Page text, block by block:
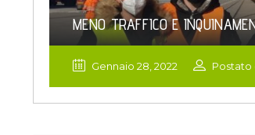
MENO TRAFFICO E
Gennaio 28, 2022 Postato